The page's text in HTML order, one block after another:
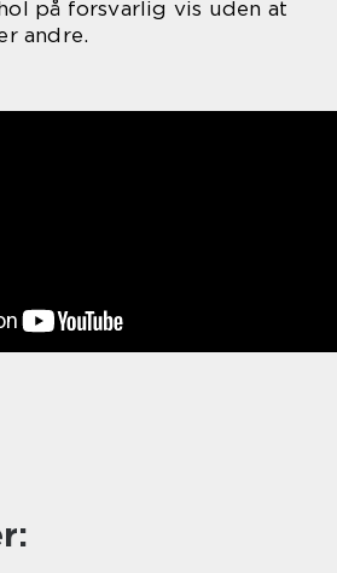
på forsvarlig vis uden at
andre.